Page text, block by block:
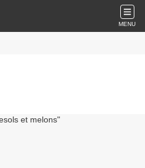
MENU